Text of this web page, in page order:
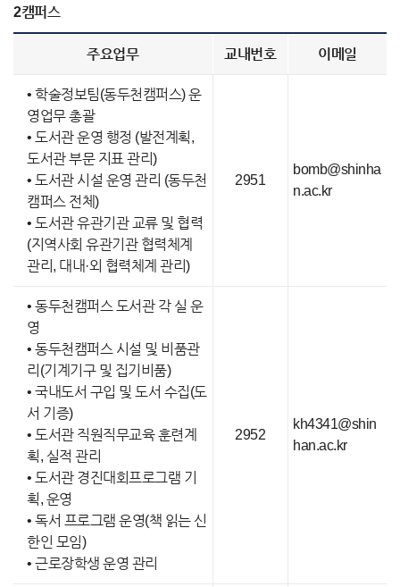
2캠퍼스
주요업무 교내번호 이메일
• 학술정보팀(동두천캠퍼스) 운
영업무 총괄
• 도서관 운영 행정 (발전계획,
도서관 부문 지표 관리)
• 도서관 시설 운영 관리 (동두천
캠퍼스 전체)
• 도서관 유관기관 교류 및 협력
(지역사회 유관기관 협력체계
관리, 대내·외 협력체계 관리)
2951
bomb@shinha
n.ac.kr
• 동두천캠퍼스 도서관 각 실 운
영
• 동두천캠퍼스 시설 및 비품관
리(기계기구 및 집기비품)
• 국내도서 구입 및 도서 수집(도
서 기증)
• 도서관 직원직무교육 훈련계
획, 실적 관리
• 도서관 경진대회프로그램 기
획, 운영
• 독서 프로그램 운영(책 읽는 신
한인 모임)
• 근로장학생 운영 관리
2952
kh4341@shin
han.ac.kr